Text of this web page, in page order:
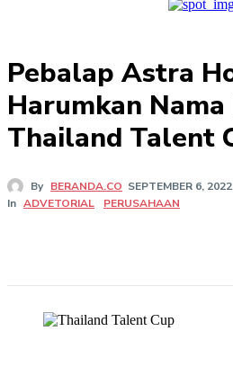
Pebalap Astra
Harumkan
Thailand Talent
By BERANDA.CO SEPTEMBER 6, 2022
In ADVETORIAL PERUSAHAAN